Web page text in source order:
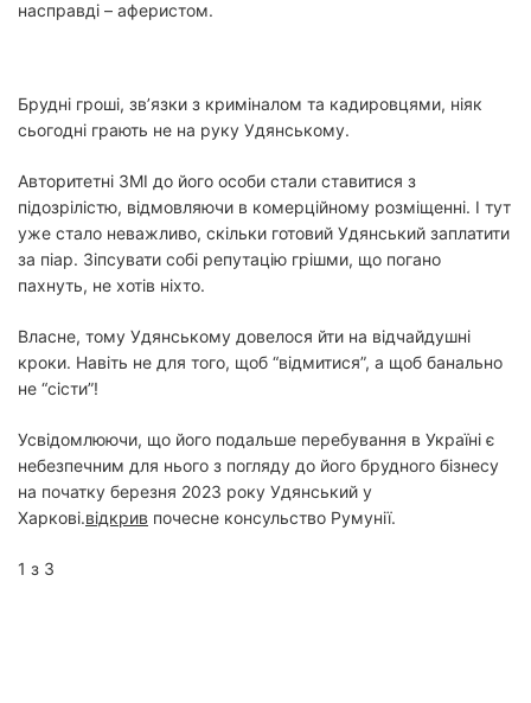
насправді – аферистом.
Брудні гроші, зв’язки з криміналом та кадировцями, ніяк
сьогодні грають не на руку Удянському.
Авторитетні ЗМІ до його особи стали ставитися з
підозрілістю, відмовляючи в комерційному розміщенні. І тут
уже стало неважливо, скільки готовий Удянський заплатити
за піар. Зіпсувати собі репутацію грішми, що погано
пахнуть, не хотів ніхто.
Власне, тому Удянському довелося йти на відчайдушні
кроки. Навіть не для того, щоб “відмитися”, а щоб банально
не “сісти”!
Усвідомлюючи, що його подальше перебування в Україні є
небезпечним для нього з погляду до його брудного бізнесу
на початку березня 2023 року Удянський у
Харкові.відкрив почесне консульство Румунії.
1 з 3